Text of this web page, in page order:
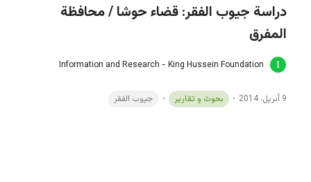
دراسة جيوب الفقر: قضاء حوشا / محافظة
المفرق
Information and Research - King Hussein Foundation
9 أبريل، 2014 بحوث و تقارير جيوب الفقر